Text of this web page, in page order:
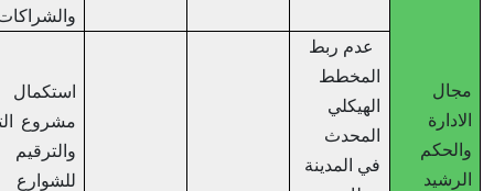
والشراكات
عدم ربط
المخطط
في المدينة
استكمال
مشروع التسمية
والترقيم
للشوارع